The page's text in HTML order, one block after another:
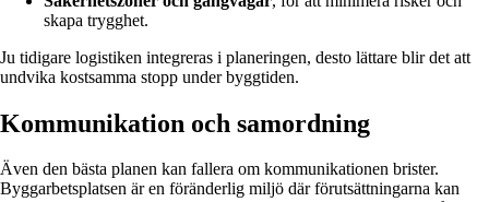
skapa trygghet.
Ju tidigare logistiken integreras i planeringen, desto lättare blir det att
undvika kostsamma stopp under byggtiden.
Kommunikation och samordning
Även den bästa planen kan fallera om kommunikationen brister.
Byggarbetsplatsen är en föränderlig miljö där förutsättningarna kan